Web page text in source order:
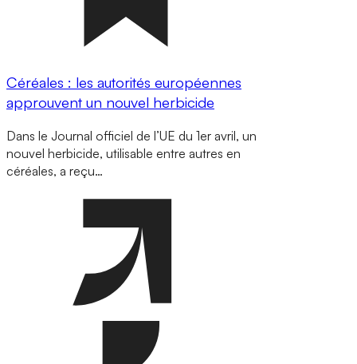
Céréales : les autorités européennes
approuvent un nouvel herbicide
Dans le Journal officiel de l’UE du 1er avril, un
nouvel herbicide, utilisable entre autres en
céréales, a reçu…